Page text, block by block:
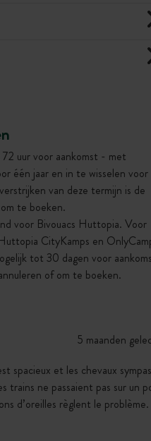
uur voor aankomst - met
één jaar en in te wisselen voor
van deze termijn is de
te boeken.
voor Bivouacs Huttopia. Voor
CityKamps en
tot 30 dagen voor
of om te boeken.
5 maanden
spacieux et les chevaux
trains ne passaient pas sur un
d’oreilles règlent le problème.